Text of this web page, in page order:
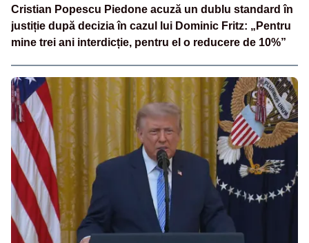
Cristian Popescu Piedone acuză un dublu standard în
justiție după decizia în cazul lui Dominic Fritz: „Pentru
mine trei ani interdicție, pentru el o reducere de 10%”